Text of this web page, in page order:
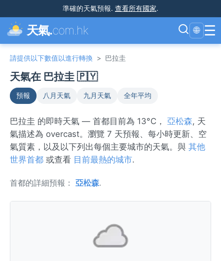
準確的天氣預報. 查看所有國家.
天氣.com.hk 🌐 ☰
請提供以下數值以進行轉換 > 巴拉圭
天氣在 巴拉圭 🇵🇾
預報 八月天氣 九月天氣 全年平均
巴拉圭 的即時天氣 — 首都目前為 13°C， 亞松森, 天
氣描述為 overcast。瀏覽 7 天預報、每小時更新、空
氣質素，以及以下列出每個主要城市的天氣。與 其他
世界首都 或查看 目前最熱的城市.
首都的詳細預報： 亞松森.